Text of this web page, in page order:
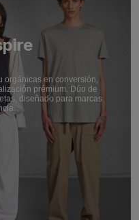
orgánicas en conversión,
prémium. Dúo de
diseñado para marcas